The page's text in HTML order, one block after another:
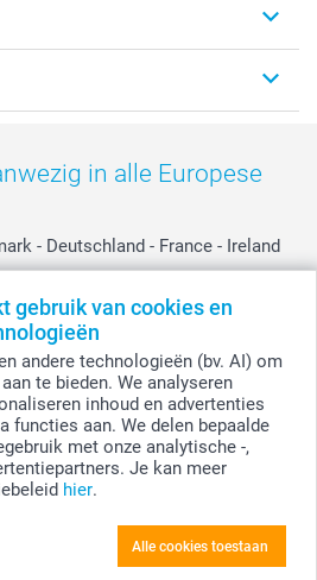
gebruik van cookies en
andere technologieën (bv. AI) om
te bieden. We analyseren
inhoud en advertenties
functies aan. We delen bepaalde
met onze analytische -,
Je kan meer
hier.
Alle cookies toestaan
in alle Europese
- Deutschland - France - Ireland
- Schweiz - Suisse -
- United Kingdom -
inclusief BTW en exclusief verzendkosten.